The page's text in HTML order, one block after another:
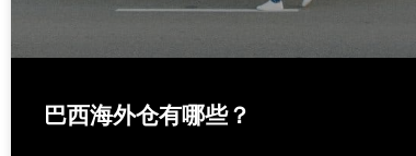
巴西海外仓有哪些？